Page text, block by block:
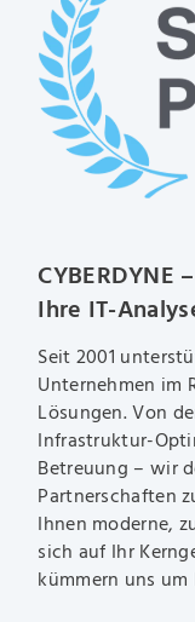
Ihre IT-
Seit 2001
Unternehmen im
Lösungen. Von
Infrastruktur-
Betreuung – wir
Partnerschaften
Ihnen moderne,
sich auf Ihr
kümmern uns um